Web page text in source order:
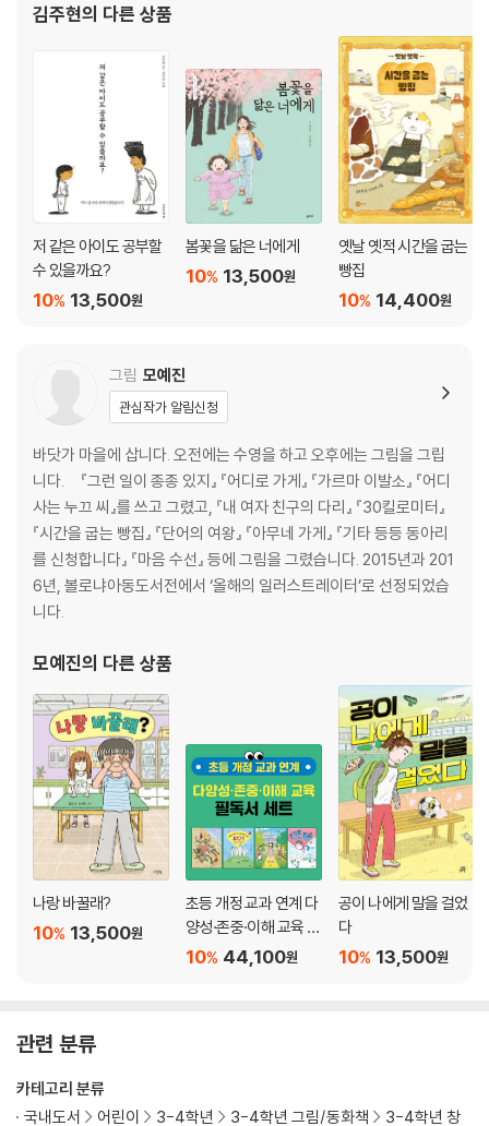
김주현의 다른 상품
저 같은 아이도 공부할
수 있을까요?
13,500원
10%
봄꽃을 닮은 너에게
13,500원
10%
옛날 옛적 시간을 굽는
빵집
14,400원
10%
그림 모예진
관심작가 알림신청
바닷가 마을에 삽니다. 오전에는 수영을 하고 오후에는 그림을 그립
니다. 『그런 일이 종종 있지』 『어디로 가게』 『가르마 이발소』 『어디
사는 누끄 씨』를 쓰고 그렸고, 『내 여자 친구의 다리』 『30킬로미터』
『시간을 굽는 빵집』 『단어의 여왕』 『아무네 가게』 『기타 등등 동아리
를 신청합니다』 『마음 수선』 등에 그림을 그렸습니다. 2015년과 201
6년, 볼로냐아동도서전에서 ‘올해의 일러스트레이터’로 선정되었습
니다.
모예진의 다른 상품
나랑 바꿀래?
13,500원
10%
초등 개정 교과 연계 다
양성·존중·이해 교육 필
독서 세트44,100원
10%
공이 나에게 말을 걸었
다
13,500원
10%
관련 분류
카테고리 분류
국내도서
어린이 3-4학년 3-4학년 그림/동화책 3-4학년 창